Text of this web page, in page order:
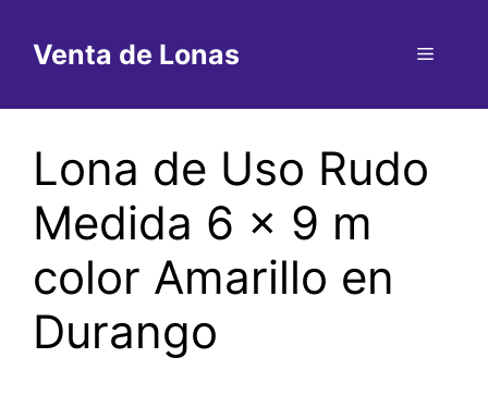
contenido
Venta de Lonas Menú
Lona de Uso Rudo
Medida 6 x 9 m
color Amarillo en
Durango